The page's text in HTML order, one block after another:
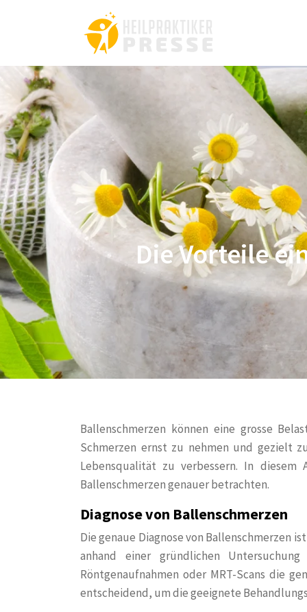
Die Vorteile
Ballenschmerzen können eine grosse
Schmerzen ernst zu nehmen und gezielt
Lebensqualität zu verbessern. In
Ballenschmerzen genauer betrachten.
Diagnose von Ballenschmerzen
Die genaue Diagnose von Ballenschmerzen
anhand einer gründlichen
Röntgenaufnahmen oder MRT-Scans die
entscheidend, um die geeignete